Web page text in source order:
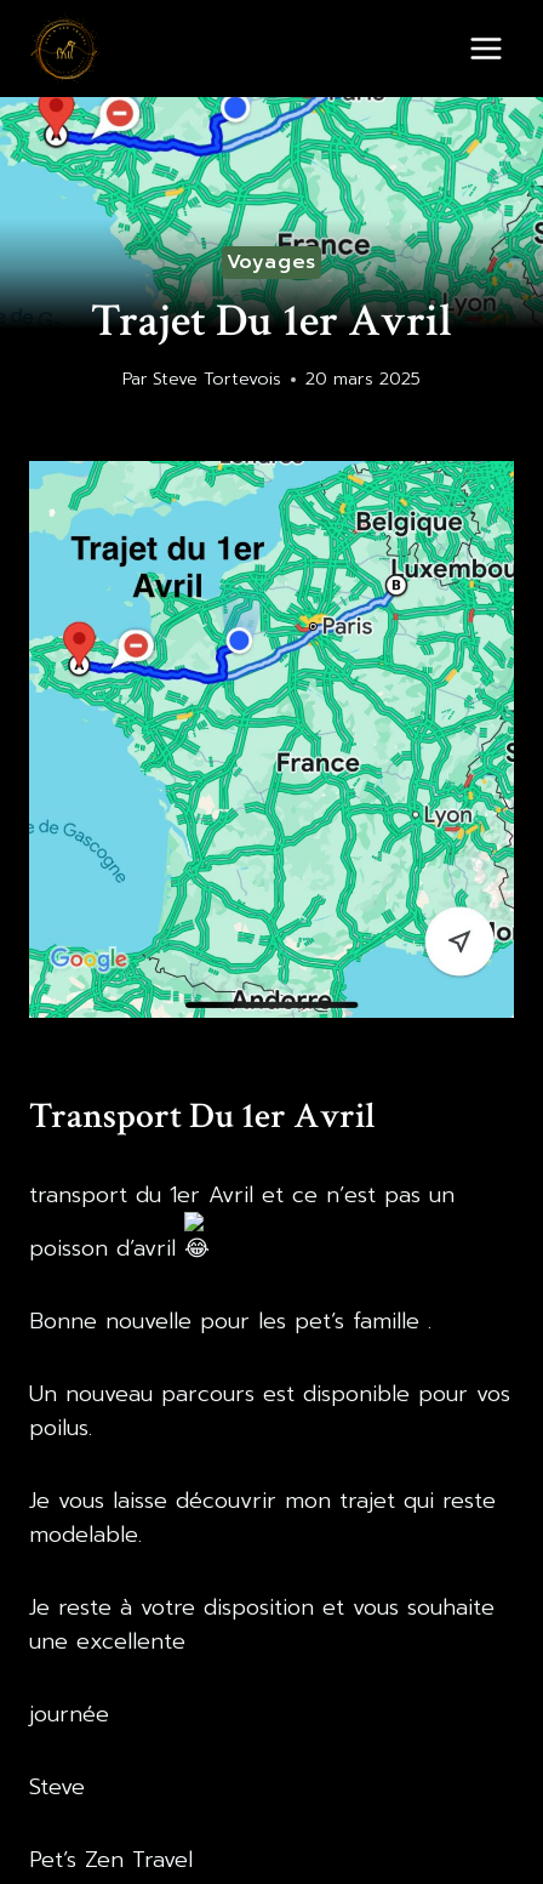
Aller
contenu
Voyages
Trajet Du 1er Avril
Par Steve Tortevois 20 mars 2025
Transport Du 1er Avril
transport du 1er Avril et ce n’est pas un
poisson d’avril
Bonne nouvelle pour les pet’s famille .
Un nouveau parcours est disponible pour vos
poilus.
Je vous laisse découvrir mon trajet qui reste
modelable.
Je reste à votre disposition et vous souhaite
une excellente
journée
Steve
Pet’s Zen Travel